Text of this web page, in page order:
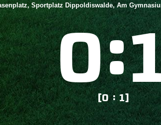
Sportplatz Dippoldiswalde, Am
:
[0 : 1]